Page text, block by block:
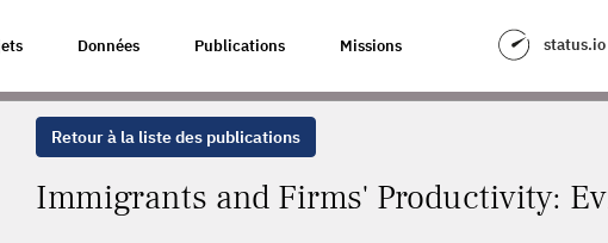
Données Publications Missions status.io
FIRMS' PRODUCTIVITY: EVIDENCE FROM FRANCE
Retour à la liste des publications
Immigrants and Firms' Productivity: